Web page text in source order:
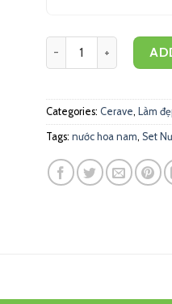
CeraVe SA Smoothing
Categories: Cerave, Làm
Tags: nước hoa nam, Set